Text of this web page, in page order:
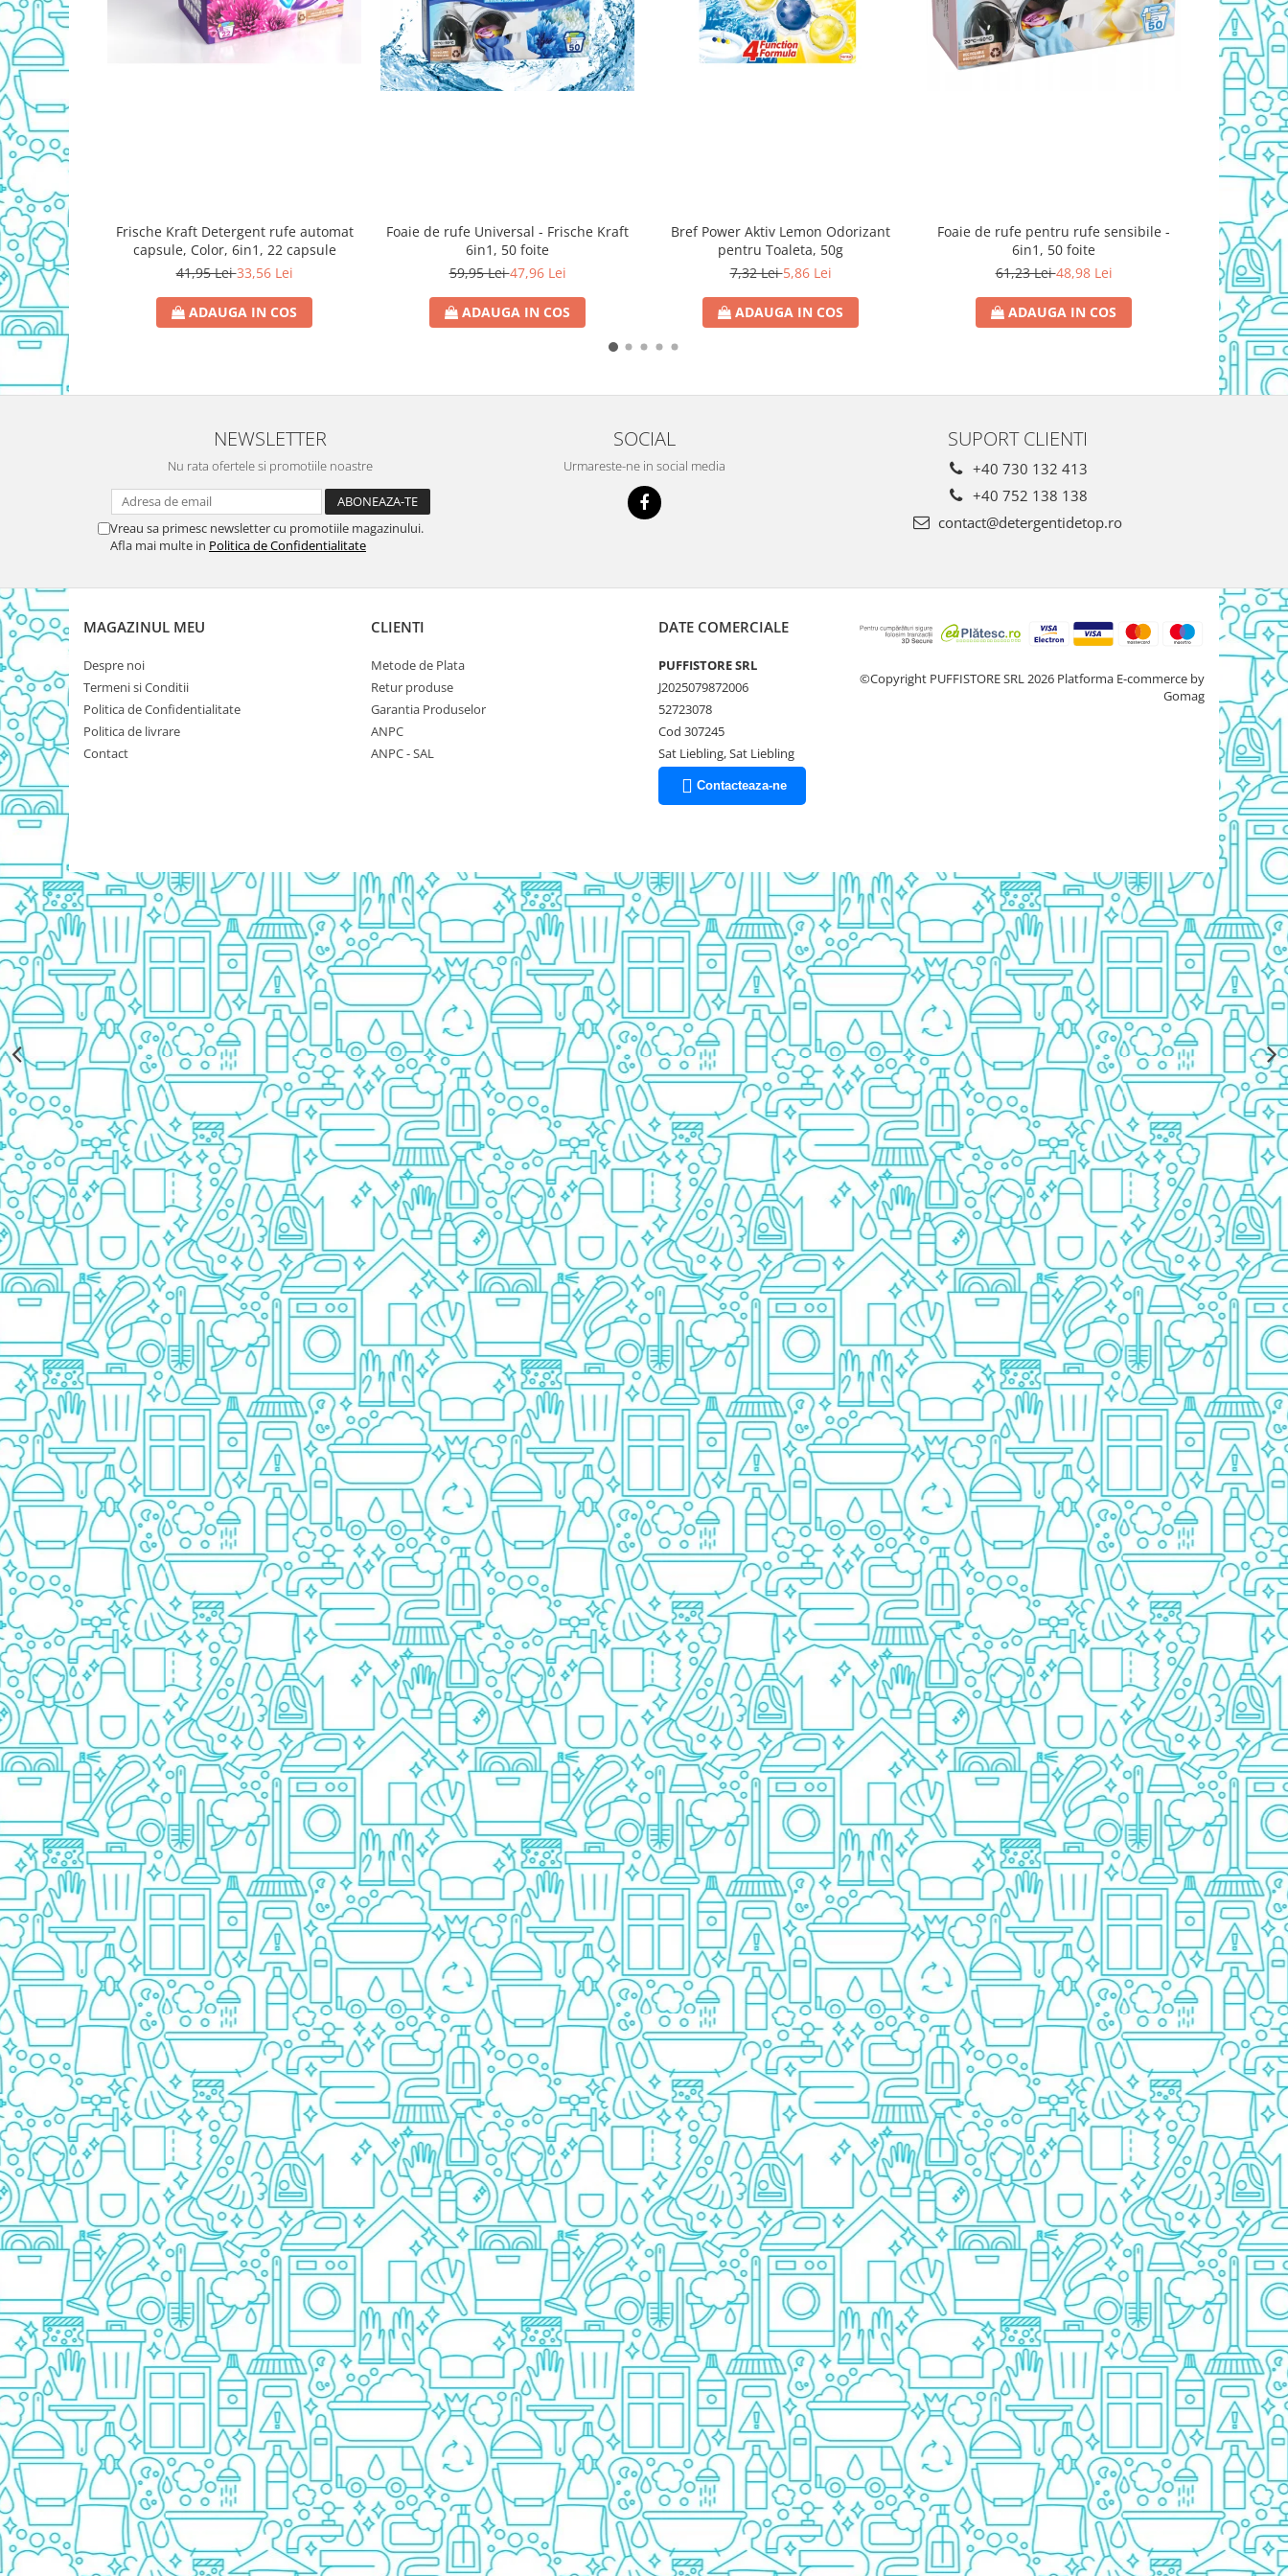
Detergent Vase Pentru Masina
Detergent Vase Manual
Solutie Clatire Vase
Sare Masina De Spalat
Folie Si Pungi Alimentare
Lavete Si Bureti
Curatenie Bucatarie
Pungi Ambalare / Saci Menajeri
Vase Si Accesorii
Diverse pentru bucatarie
Igiena si Dezinfectie
Cif Spray Baie
Detartrant WC
Dezinfectant Baie
Dezinfectant Bucatarie
Dezinfectant Sano
Igienol Dezinfectant
Produse Curatenie Baie
Produse Sano Baie
Hartie Igienica
Prosoape De Hartie Si Servetele
Prosoape de Hartie
Odorizant Camera Profesional
Odorizant Camera Electric
Odorizant Camera Air Wick
Odorizant Camera cu Betisoare
Odorizant Camera Electric
Profesional
Odorizant Camera Ambi Pur
Rezerva Odorizant Camera
Rezerva Odorizant Camera Glade
Rezerva Odorizant Camera Air Wick
Ingrijire Bebelusi
Servetele Umede Bebelusi
Suplimente Bebelusi
Lenjerii
Ingrijire Bebelusi
Scutece
Scutece Huggies
Scutece Happy
Scutece Pampers Bebelusi
Balsam Rufe Bebelusi
Servetele Umede Bebelusi
Suplimente Bebelusi
Betisoare
Detergent Bebelusi
Detergent Bebelusi Ariel
Sampon Bebelusi
Pasta de dinti *B*
Periuta De Dinti *B*
Periuta de Dinti Electrica Copii
Periuta de Dinti Oral B
Gel de Dus Bebelusi
Ingrijire Adulti
Scutece Adulti
Servetele Umede Adulti
Ingrijire Personala
Cosmetice
Absorbante
Absorbante & Tampoane
Tampoane
Pasta De Dinti
Cosmetice
Deodorante
Creme
Ingrijire Unghii
Machiaje/Pensule
Sapun
Sapun Solid
Sapun Lichid
Par
Vopsea
Sampon
Balsam/Masca
Coafura
Ustensile
Gel de Dus
Prezervative
Ingrijire Orala
Pasta De Dinti
Periuta Dinti
Apa De Gura
Ata Dentara
Creme Depilatoare
Spuma Si Geluri De Barbierit
Protectie Insecte
Betisoare de Urechi
Ingrijire Intima
Aparat de ras
Aparat de Ras Gillette
Aparate de Ras Venus
Accesorii
Frische Kraft Detergent rufe automat
capsule, Color, 6in1, 22 capsule
41,95 Lei33,56 Lei
ADAUGA IN COS
Foaie de rufe Universal - Frische Kraft
6in1, 50 foite
59,95 Lei47,96 Lei
ADAUGA IN COS
Bref Power Aktiv Lemon Odorizant
pentru Toaleta, 50g
7,32 Lei5,86 Lei
ADAUGA IN COS
Foaie de rufe pentru rufe sensibile -
6in1, 50 foite
61,23 Lei48,98 Lei
ADAUGA IN COS
L'Oreal
&
NEWSLETTER
Nu rata ofertele si promotiile noastre
Vreau sa primesc newsletter cu promotiile magazinului.
Afla mai multe in Politica de Confidentialitate
SOCIAL
Urmareste-ne in social media
SUPORT CLIENTI
+40 730 132 413
+40 752 138 138
contact@detergentidetop.ro
MAGAZINUL MEU
Despre noi
Termeni si Conditii
Politica de Confidentialitate
Politica de livrare
Contact
CLIENTI
Metode de Plata
Retur produse
Garantia Produselor
ANPC
ANPC - SAL
DATE COMERCIALE
PUFFISTORE SRL
J2025079872006
52723078
Cod 307245
Sat Liebling, Sat Liebling
Contacteaza-ne
©Copyright PUFFISTORE SRL 2026 Platforma E-commerce by
Gomag